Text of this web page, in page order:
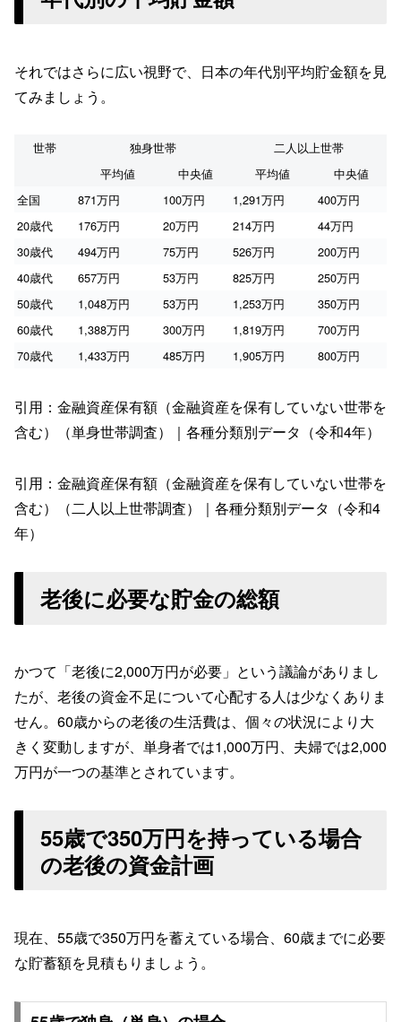
それではさらに広い視野で、日本の年代別平均貯金額を見
てみましょう。
世帯 独身世帯
二人以上世帯
平均値
中央値 平均値
中央値
全国
871万円 100万円 1,291万円
400万円
20歳代
176万円 20万円 214万円
44万円
30歳代
494万円 75万円 526万円
200万円
40歳代
657万円 53万円 825万円
250万円
50歳代
1,048万円 53万円 1,253万円
350万円
60歳代
1,388万円 300万円 1,819万円
700万円
70歳代
1,433万円 485万円 1,905万円 800万円
引用：金融資産保有額（金融資産を保有していない世帯を
含む）（単身世帯調査）｜各種分類別データ（令和4年）
引用：金融資産保有額（金融資産を保有していない世帯を
含む）（二人以上世帯調査）｜各種分類別データ（令和4
年）
老後に必要な貯金の総額
かつて「老後に2,000万円が必要」という議論がありまし
たが、老後の資金不足について心配する人は少なくありま
せん。60歳からの老後の生活費は、個々の状況により大
きく変動しますが、単身者では1,000万円、夫婦では2,000
万円が一つの基準とされています。
55歳で350万円を持っている場合
の老後の資金計画
現在、55歳で350万円を蓄えている場合、60歳までに必要
な貯蓄額を見積もりましょう。